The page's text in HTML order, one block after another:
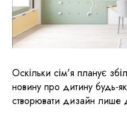
Оскільки сім'я планує
новину про дитину будь-
створювати дизайн лише